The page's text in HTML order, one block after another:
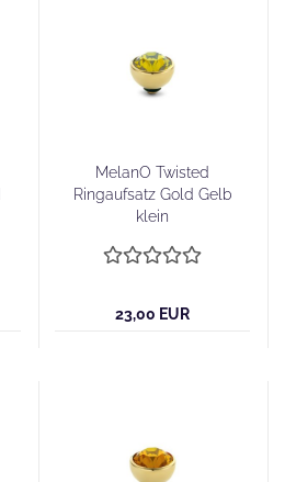
MelanO Twisted
Ringaufsatz Gold Gelb
klein
23,00 EUR